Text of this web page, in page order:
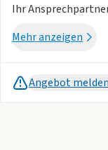
Ihr
Mehr anzeigen
Angebot melden